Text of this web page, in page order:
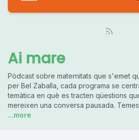
Ai mare
Pòdcast sobre maternitats que s'emet
per Bel Zaballa, cada programa se
temàtica en què es tracten qüestions
mereixen una conversa pausada.
...more